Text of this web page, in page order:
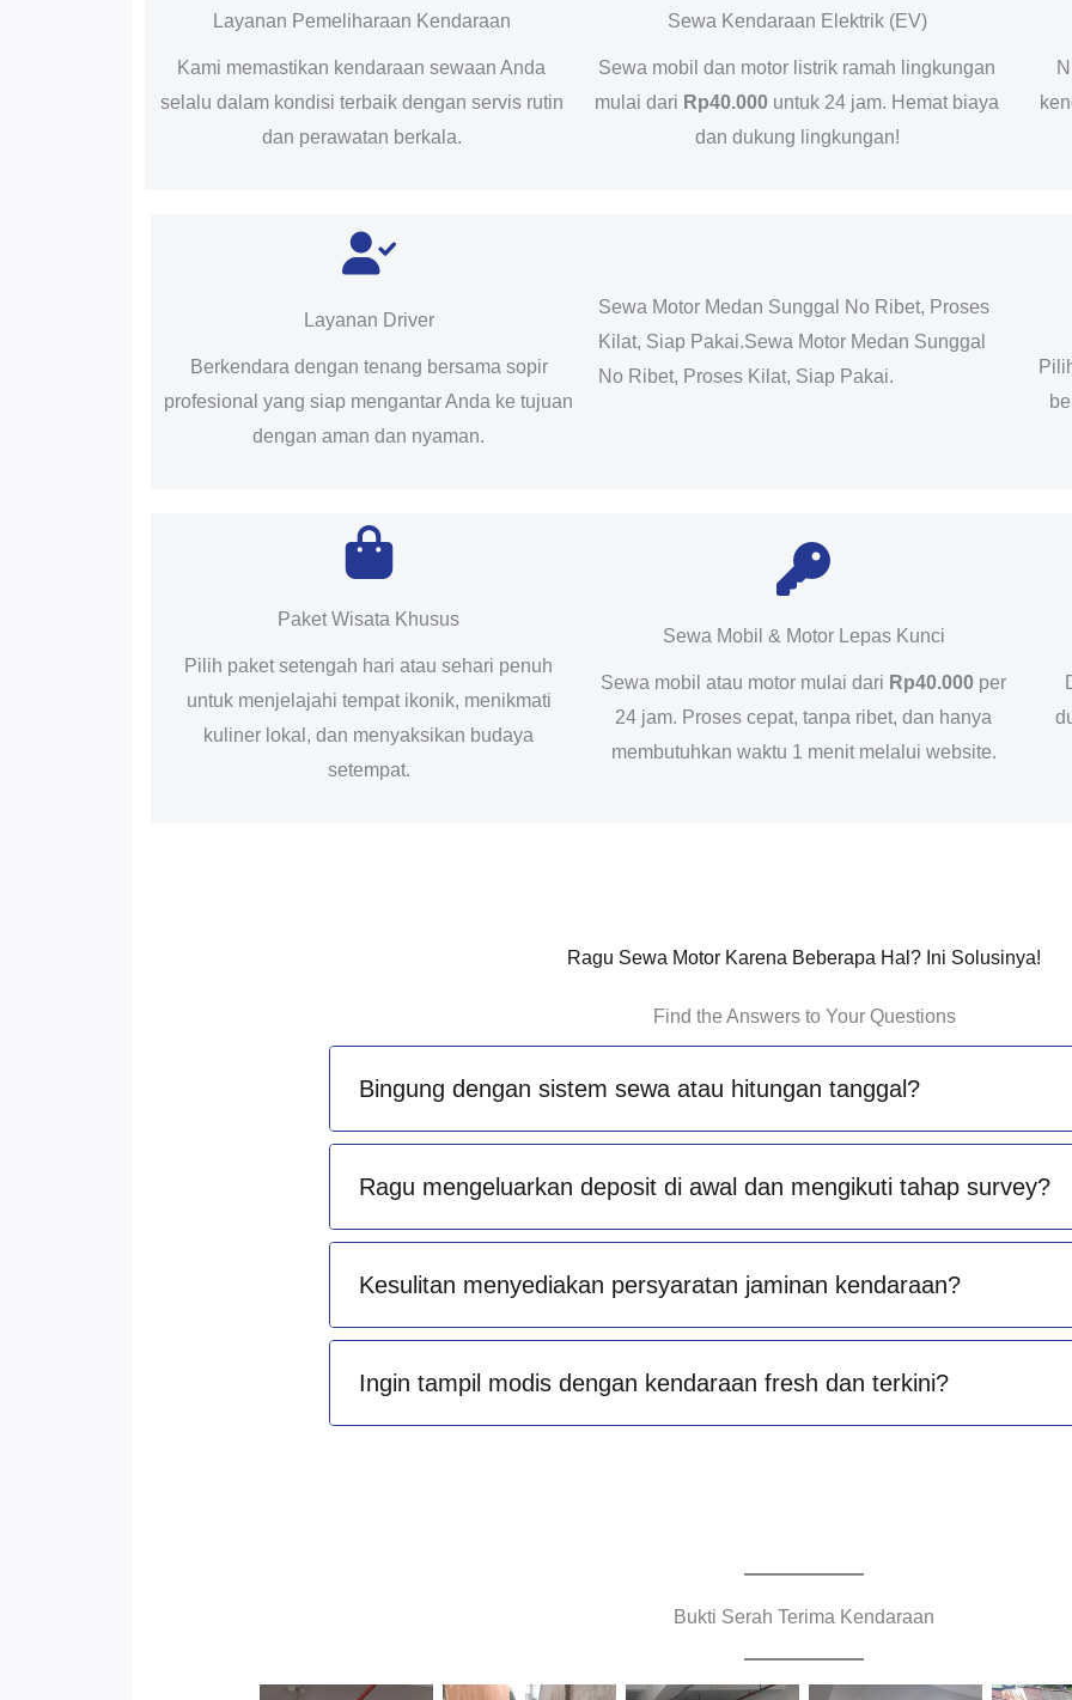
Layanan Pemeliharaan Kendaraan
Kami memastikan kendaraan sewaan Anda
selalu dalam kondisi terbaik dengan servis rutin
dan perawatan berkala.
Sewa Kendaraan Elektrik (EV)
Sewa mobil dan motor listrik ramah lingkungan
mulai dari Rp40.000 untuk 24 jam. Hemat biaya
dan dukung lingkungan!
Layanan Driver
Berkendara dengan tenang bersama sopir
profesional yang siap mengantar Anda ke tujuan
dengan aman dan nyaman.
Sewa Motor Medan Sunggal No Ribet, Proses
Kilat, Siap Pakai.Sewa Motor Medan Sunggal
No Ribet, Proses Kilat, Siap Pakai.
Paket Wisata Khusus
Pilih paket setengah hari atau sehari penuh
untuk menjelajahi tempat ikonik, menikmati
kuliner lokal, dan menyaksikan budaya
setempat.
Sewa Mobil & Motor Lepas Kunci
Sewa mobil atau motor mulai dari Rp40.000 per
24 jam. Proses cepat, tanpa ribet, dan hanya
membutuhkan waktu 1 menit melalui website.
Ragu Sewa Motor Karena Beberapa Hal? Ini Solusinya!
Find the Answers to Your Questions
Bingung dengan sistem sewa atau hitungan tanggal?
Ragu mengeluarkan deposit di awal dan mengikuti tahap survey?
Kesulitan menyediakan persyaratan jaminan kendaraan?
Ingin tampil modis dengan kendaraan fresh dan terkini?
Bukti Serah Terima Kendaraan